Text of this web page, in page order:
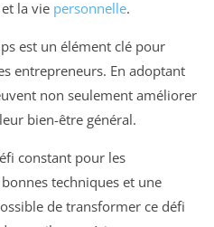
la vie personnelle.
est un élément clé pour
entrepreneurs. En adoptant
non seulement améliorer
bien-être général.
constant pour les
techniques et une
de transformer ce défi